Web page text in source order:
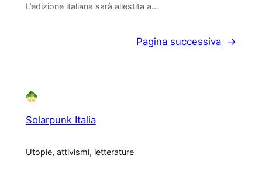
L’edizione italiana sarà allestita a…
Pagina successiva →
Solarpunk Italia
Utopie, attivismi, letterature